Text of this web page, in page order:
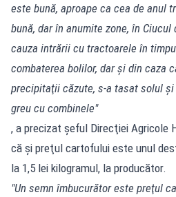
este bună, aproape ca cea de anul
bună, dar în anumite zone, în
cauza intrării cu tractoarele în
combaterea bolilor, dar şi din caza
precipitaţii căzute, s-a tasat solul
greu cu combinele"
, a precizat şeful Direcţiei Agricole
că şi preţul cartofului este unul
la 1,5 lei kilogramul, la producător.
"Un semn îmbucurător este preţul